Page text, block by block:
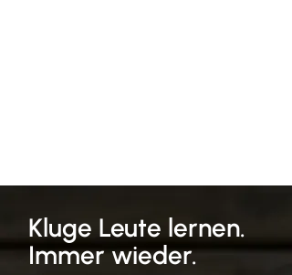
Kluge Leute lernen.
Immer wieder.